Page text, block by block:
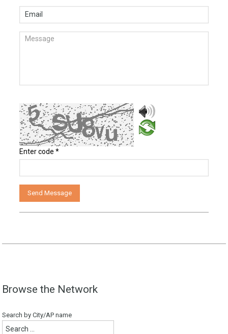
Enter code *
Browse the Network
Search by City/AP name